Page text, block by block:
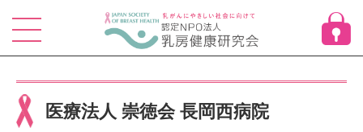
医療法人 崇徳会 長岡西病院